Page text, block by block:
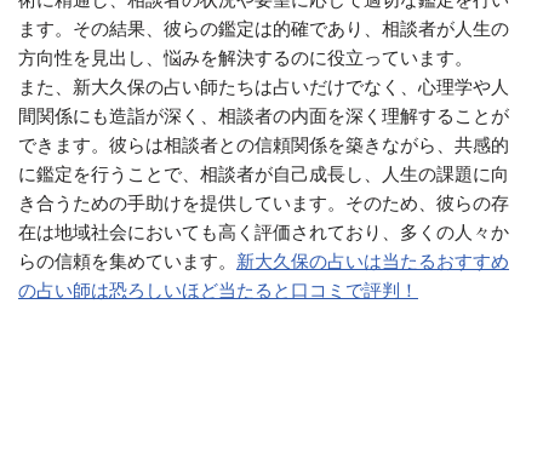
ます。その結果、彼らの鑑定は的確であり、相談者が人生の
方向性を見出し、悩みを解決するのに役立っています。
また、新大久保の占い師たちは占いだけでなく、心理学や人
間関係にも造詣が深く、相談者の内面を深く理解することが
できます。彼らは相談者との信頼関係を築きながら、共感的
に鑑定を行うことで、相談者が自己成長し、人生の課題に向
き合うための手助けを提供しています。そのため、彼らの存
在は地域社会においても高く評価されており、多くの人々か
らの信頼を集めています。 新大久保の占いは当たるおすすめ
の占い師は恐ろしいほど当たると口コミで評判！